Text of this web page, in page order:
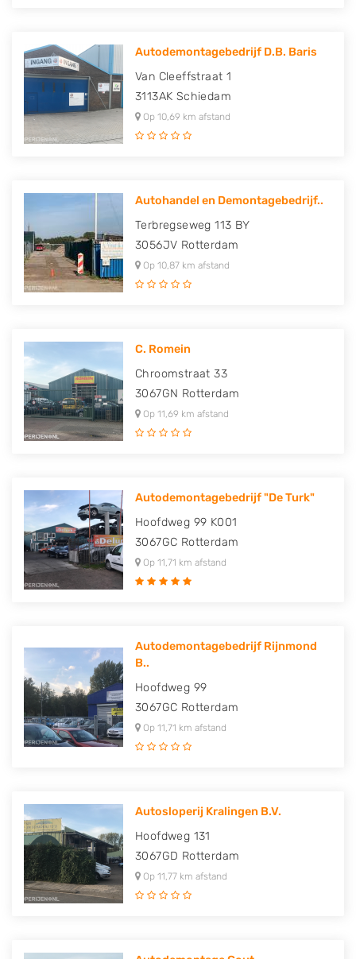
Autodemontagebedrijf D.B. Baris
Van Cleeffstraat 1
3113AK Schiedam
Op 10,69 km afstand
Autohandel en Demontagebedrijf..
Terbregseweg 113 BY
3056JV Rotterdam
Op 10,87 km afstand
C. Romein
Chroomstraat 33
3067GN Rotterdam
Op 11,69 km afstand
Autodemontagebedrijf "De Turk"
Hoofdweg 99 K001
3067GC Rotterdam
Op 11,71 km afstand
Autodemontagebedrijf Rijnmond
B..
Hoofdweg 99
3067GC Rotterdam
Op 11,71 km afstand
Autosloperij Kralingen B.V.
Hoofdweg 131
3067GD Rotterdam
Op 11,77 km afstand